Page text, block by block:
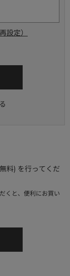
設定）
料) を行ってくだ
くと、便利にお買い